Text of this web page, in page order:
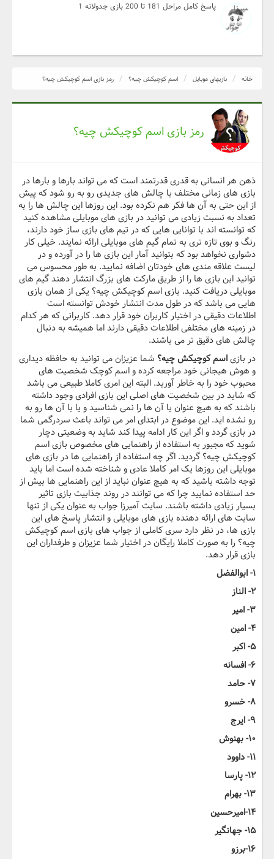
پاسخ کامل مراحل 181 تا 200 بازی جدولانه 1
خانه بازیهای موبایل اسم کوچیکش چیه؟ رمز بازی اسم کوچیکش چیه؟
رمز بازی اسم کوچیکش چیه؟
ذهن هر انسانی به قدری قدرتمند است که می تواند بارها و بارها در
بازی های زمانی مختلف با چالش های جدیدی رو به رو شود که پیش
از این حتی به آن ها فکر هم نکرده بود. این روزها این چالش ها را به
تعداد به نسبت زیادی می توانید در بازی های موبایلی مشاهده کنید
که توانسته اند با توانایی هایی که در تیم های بازی ساز خود دارند،
رنگ و بوی تازه تری به تمام گیم های موبایلی ارائه نمایند. خیلی کار
دشواری نخواهد بود که بتوانید آمار این بازی ها را در آورده و در
لیست علاقه مندی های خودتان اضافه نمایید. به طور محسوس می
توانید این بازی ها را از طریق مارکت های بزرگ انتشار دهند گیم های
موبایلی دریافت کنید. بازی اسم کوچیکش چیه؟ یکی از همان بازی
هایی می باشد که در طول مدت انتشار خودش توانسته است
اطلاعات دقیقی در اختیار کاربران خود قرار دهد. کاربرانی که هر کدام
در زمینه های مختلفی اطلاعات دقیقی دارند اما همیشه به دنبال
چالش های دقیق تر می باشند.
در بازیاسم کوچیکش چیه؟ شما عزیزان می توانید به حافظه دیداری
و هوش هیجانی خود مراجعه کرده و اسم کوچک شخصیت های
محبوب خود را به خاطر آورید. البته این امری کاملا طبیعی می باشد
که شاید در بین شخصیت های اصلی این بازی افرادی وجود داشته
باشند که به هیچ عنوان یا آن ها را نمی شناسید و یا با آن ها رو به
رو نشده اید. این موضوع در ابتدای امر می تواند باعث سردرگمی شما
در بازی گردد و اگر این کار ادامه پیدا کند شاید به وضعیتی دچار
شوید که مجبور به استفاده از راهنمایی های مخصوص بازی اسم
کوچیکش چیه؟ گردید. اگر چه استفاده از راهنمایی ها در بازی های
موبایلی این روزها یک امر کاملا عادی و شناخته شده است اما باید
توجه داشته باشید که به هیچ عنوان نباید از این راهنمایی ها بیش از
حد استفاده نمایید چرا که می توانند در روند جذابیت بازی تاثیر
بسیار زیادی داشته باشند. سایت آمیرزا جواب به عنوان یکی از تنها
سایت های ارائه دهنده بازی های موبایلی و انتشار پاسخ های این
بازی ها، در نظر دارد سری کاملی از جواب های بازی اسم کوچیکش
چیه؟ را به صورت کاملا رایگان در اختیار شما عزیزان و طرفداران این
بازی قرار دهد.
۱-ابوالفضل
۲- الناز
۳- امیر
۴- امین
۵- اکبر
۶- افسانه
۷- حامد
۸- خسرو
۹- ایرج
۱۰- بهنوش
۱۱- داوود
۱۲- پارسا
۱۳- بهرام
۱۴-امیرحسین
۱۵- جهانگیر
۱۶-برزو